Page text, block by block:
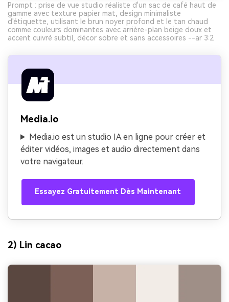
Prompt : prise de vue studio réaliste d'un sac de café haut de
gamme avec texture papier mat, design minimaliste
d'étiquette, utilisant le brun noyer profond et le tan chaud
comme couleurs dominantes avec arrière-plan beige doux et
accent cuivré subtil, décor sobre et sans accessoires --ar 3:2
Media.io
Media.io est un studio IA en ligne pour créer et
éditer vidéos, images et audio directement dans
votre navigateur.
Essayez Gratuitement Dès Maintenant
2) Lin cacao